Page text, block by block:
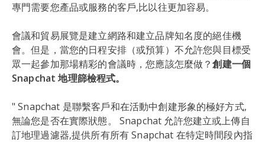
專門需要您產品或服務的客戶,比以往更加容易。
會議和貿易展覽是建立網路和建立品牌知名度的絕佳機
會。但是，當您的日程安排（或預算）不允許您與目標受
眾一起參加那場精彩的會議時，您應該怎麼做？創建一個
Snapchat 地理篩檢程式。
" Snapchat 是聯繫客戶和在活動中創建形象的極好方式,
無論您是否在實際狀態。 Snapchat 允許您建立或上傳自
訂地理過濾器,提供所有所有 Snapchat 在特定時間段內指